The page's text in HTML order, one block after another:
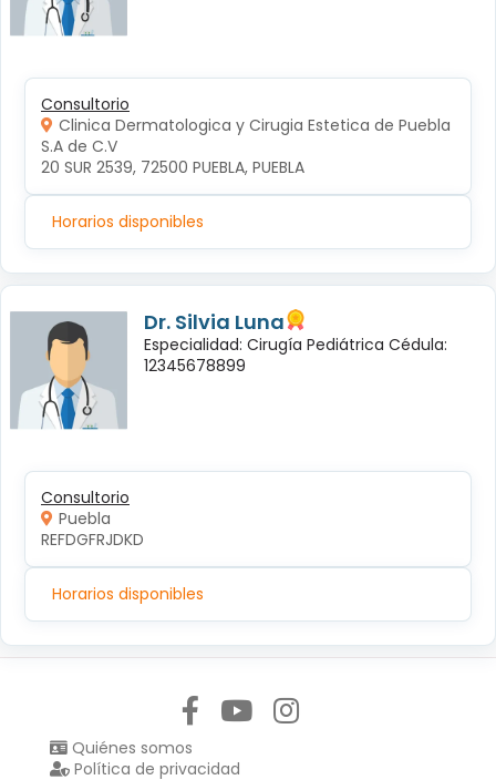
Consultorio
Clinica Dermatologica y Cirugia Estetica de Puebla
S.A de C.V
20 SUR 2539, 72500 PUEBLA, PUEBLA
Horarios disponibles
Dr. Silvia Luna
Especialidad: Cirugía Pediátrica Cédula:
12345678899
Consultorio
Puebla
REFDGFRJDKD
Horarios disponibles
Quiénes somos
Política de privacidad